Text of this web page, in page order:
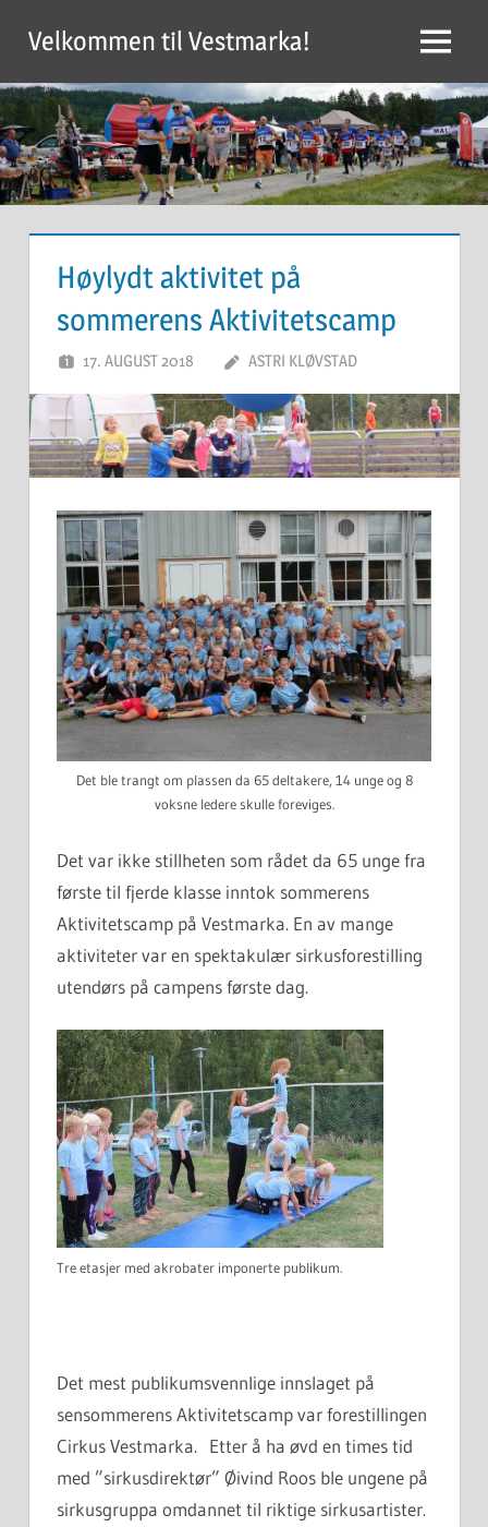
content
Velkommen til Vestmarka! Menu
Høylydt aktivitet på
sommerens Aktivitetscamp
17. AUGUST 2018 ASTRI KLØVSTAD
Det ble trangt om plassen da 65 deltakere, 14 unge og 8
voksne ledere skulle foreviges.
Det var ikke stillheten som rådet da 65 unge fra
første til fjerde klasse inntok sommerens
Aktivitetscamp på Vestmarka. En av mange
aktiviteter var en spektakulær sirkusforestilling
utendørs på campens første dag.
Tre etasjer med akrobater imponerte publikum.
Det mest publikumsvennlige innslaget på
sensommerens Aktivitetscamp var forestillingen
Cirkus Vestmarka. Etter å ha øvd en times tid
med ”sirkusdirektør” Øivind Roos ble ungene på
sirkusgruppa omdannet til riktige sirkusartister.